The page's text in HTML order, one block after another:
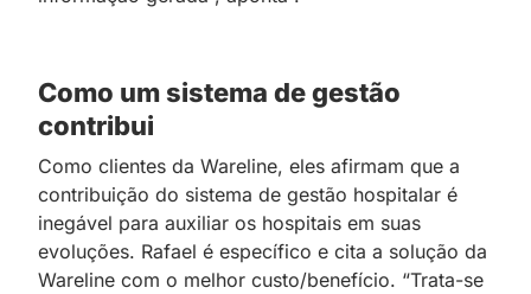
Como um sistema de gestão
contribui
Como clientes da Wareline, eles afirmam que a
contribuição do sistema de gestão hospitalar é
inegável para auxiliar os hospitais em suas
evoluções. Rafael é específico e cita a solução da
Wareline com o melhor custo/benefício. “Trata-se